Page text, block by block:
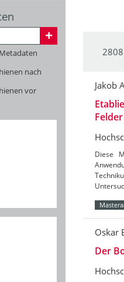
nach
vor Jakob
Diese
Oskar
Der